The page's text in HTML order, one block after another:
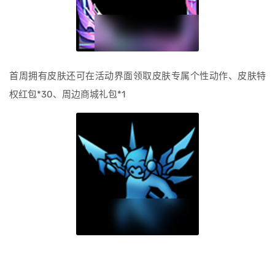
首周拥有皮肤还可在活动界面领取皮肤专属个性动作、皮肤特
权红包*30、周边商城礼包*1